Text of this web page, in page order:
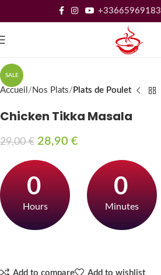
+33665969183
SALE
Accueil Nos Plats Plats de Poulet
Chicken Tikka Masala
29,00€ 28,90 €
0
Hours
0
Minutes
Add to compare Add to wishlist